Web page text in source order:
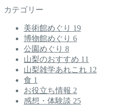
カテゴリー
美術館めぐり 19
博物館めぐり 6
公園めぐり 8
山梨のおすすめ 11
山梨雑学あれこれ 12
食 1
お役立ち情報 2
感想・体験談 25